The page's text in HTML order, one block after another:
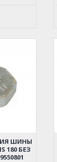
ШИНЫ
180 БЕЗ